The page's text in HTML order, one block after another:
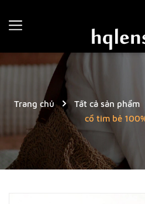
Trang chủ Tất cả sản phẩm
cổ tim bẻ